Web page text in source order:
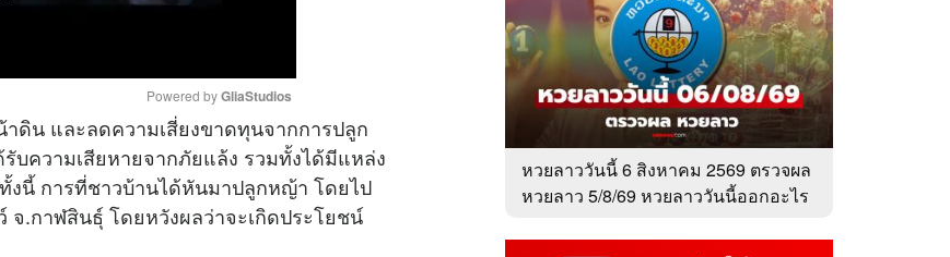
M
u
t
Powered by GliaStudios
ดิน และลดความเสี่ยงขาดทุนจากการปลูก
ความเสียหายจากภัยแล้ง รวมทั้งได้มีแหล่ง
งนี้ การที่ชาวบ้านได้หันมาปลูกหญ้า โดยไป
.กาฬสินธุ์ โดยหวังผลว่าจะเกิดประโยชน์
หวยลาววันนี้ 6 สิงหาคม 2569 ตรวจผล
หวยลาว 5/8/69 หวยลาววันนี้ออกอะไร